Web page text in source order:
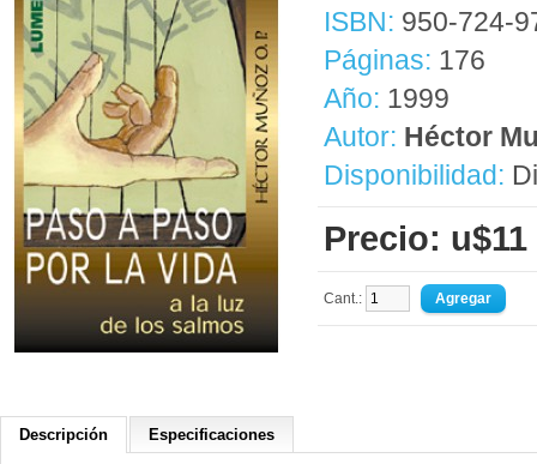
ISBN: 950-724-
Páginas: 176
Año: 1999
Autor: Héctor
Disponibilidad:
Precio: u$11
Cant.:
Descripción Especificaciones